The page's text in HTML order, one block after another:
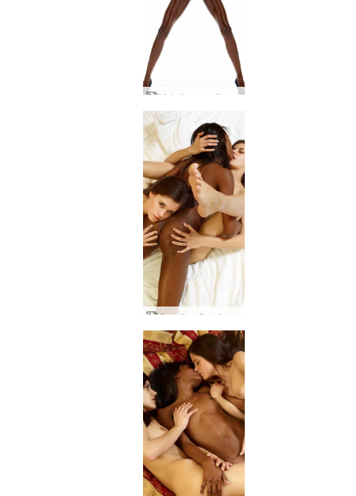
Valerie, o melhor dos nus de estúdio